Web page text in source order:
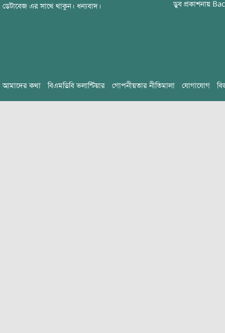
ডেটাবেজ এর সাথে থাকুন। ধন্যবাদ। ডুব প্রকাশনায়
আমাদের কথা বিএমডিবি ভলান্টিয়ার গোপনীয়তার নীতিমালা যোগাযোগ